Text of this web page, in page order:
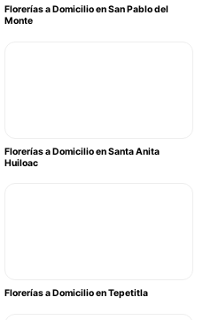
Florerías a Domicilio en San Pablo del
Monte
Florerías a Domicilio en Santa Anita
Huiloac
Florerías a Domicilio en Tepetitla